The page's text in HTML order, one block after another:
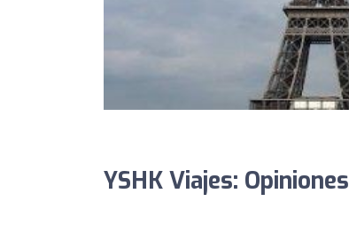
YSHK Viajes: Opiniones